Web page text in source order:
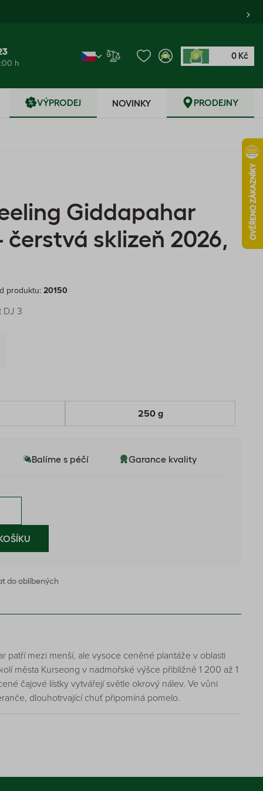
h
0 0 Kč
VÝPRODEJ NOVINKY PRODEJNY
Giddapahar
čerstvá sklizeň 2026,
produktu: 20150
DJ 3
250 g
Balíme s péčí Garance kvality
do oblíbených
patří mezi menší, ale vysoce ceněné plantáže v oblasti
města Kurseong v nadmořské výšce přibližně 1 200 až 1
čajové lístky vytvářejí světle okrový nálev. Ve vůni
dlouhotrvající chuť připomíná pomelo.